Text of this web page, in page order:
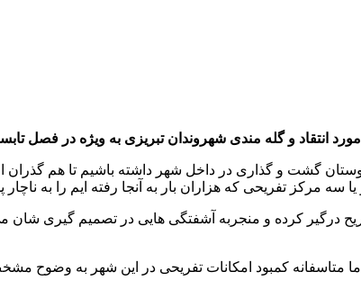
انتقاد و گله مندی شهروندان تبریزی به ویژه در فصل
گشت و گذاری در داخل شهر داشته باشیم تا هم گذران
تفریحی که هزاران بار به آنجا رفته ایم را به ناچار
درگیر کرده و منجربه آشفتگی هایی در تصمیم گیری
متاسفانه کمبود امکانات تفریحی در این شهر به